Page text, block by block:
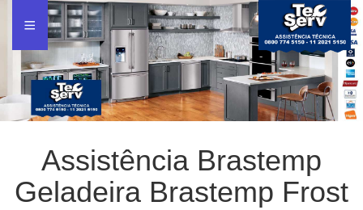
Assistência Brastemp
Geladeira Brastemp Frost